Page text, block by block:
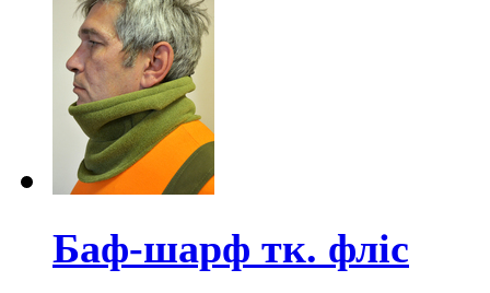
Баф-шарф тк. фліс